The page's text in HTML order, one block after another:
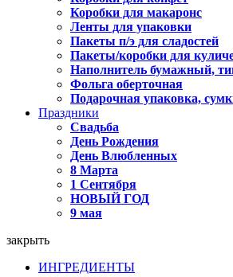
Коробки для макаронс
Ленты для упаковки
Пакеты п/э для сладостей
Пакеты/коробки для
Наполнитель бумажный,
Фольга оберточная
Подарочная упаковка,
Праздники
Свадьба
День Рождения
День Влюбленных
8 Марта
1 Сентября
НОВЫЙ ГОД
9 мая
закрыть
ИНГРЕДИЕНТЫ